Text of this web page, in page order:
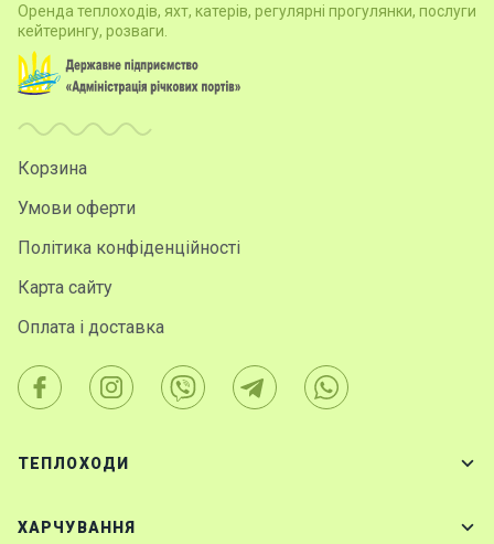
Оренда теплоходів, яхт, катерів, регулярні прогулянки, послуги
кейтерингу, розваги.
Корзина
Умови оферти
Політика конфіденційності
Карта сайту
Оплата і доставка
ТЕПЛОХОДИ
ХАРЧУВАННЯ